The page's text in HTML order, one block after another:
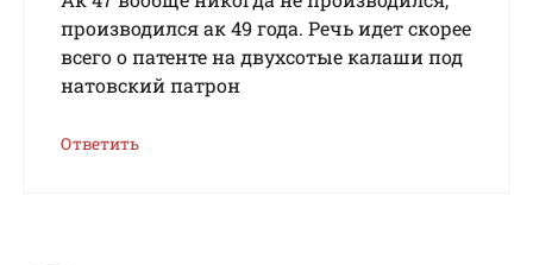
производился ак 49 года. Речь идет скорее
всего о патенте на двухсотые калаши под
натовский патрон
Ответить